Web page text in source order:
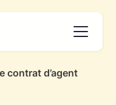
contrat d’agent